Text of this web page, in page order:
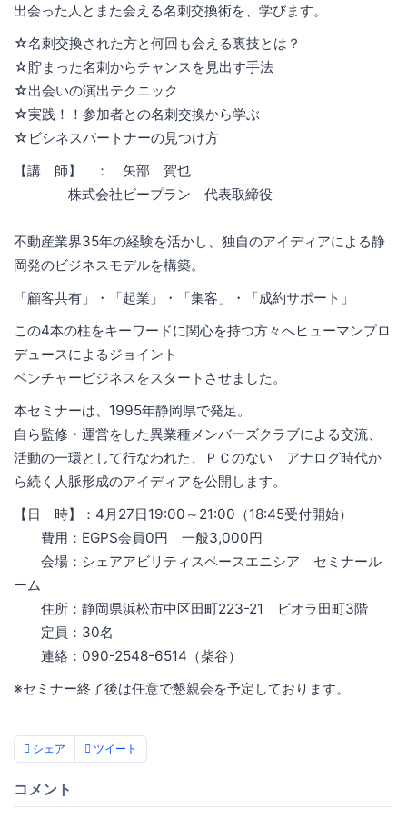
出会った人とまた会える名刺交換術を、学びます。
☆名刺交換された方と何回も会える裏技とは？
☆貯まった名刺からチャンスを見出す手法
☆出会いの演出テクニック
☆実践！！参加者との名刺交換から学ぶ
☆ビシネスパートナーの見つけ方
【講 師】 ： 矢部 賀也
株式会社ビープラン 代表取締役
不動産業界35年の経験を活かし、独自のアイディアによる静
岡発のビジネスモデルを構築。
「顧客共有」・「起業」・「集客」・「成約サポート」
この4本の柱をキーワードに関心を持つ方々へヒューマンプロ
デュースによるジョイント
ベンチャービジネスをスタートさせました。
本セミナーは、1995年静岡県で発足。
自ら監修・運営をした異業種メンバーズクラブによる交流、
活動の一環として行なわれた、ＰＣのない アナログ時代か
ら続く人脈形成のアイディアを公開します。
【日 時】：4月27日19:00～21:00（18:45受付開始）
費用：EGPS会員0円 一般3,000円
会場：シェアアビリティスペースエニシア セミナール
ーム
住所：静岡県浜松市中区田町223-21 ビオラ田町3階
定員：30名
連絡：090-2548-6514（柴谷）
※セミナー終了後は任意で懇親会を予定しております。
シェア ツイート
コメント